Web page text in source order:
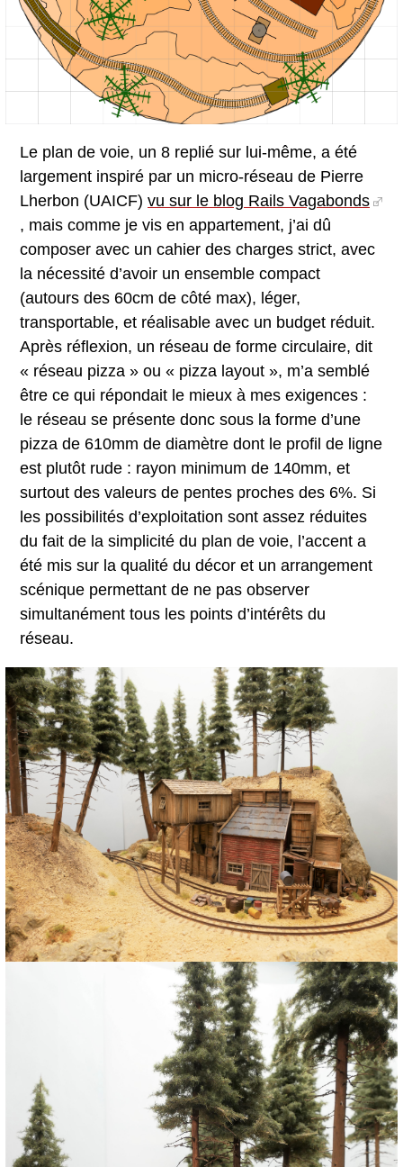
Le plan de voie, un 8 replié sur lui-même, a été
largement inspiré par un micro-réseau de Pierre
Lherbon (UAICF) vu sur le blog Rails Vagabonds
, mais comme je vis en appartement, j’ai dû
composer avec un cahier des charges strict, avec
la nécessité d’avoir un ensemble compact
(autours des 60cm de côté max), léger,
transportable, et réalisable avec un budget réduit.
Après réflexion, un réseau de forme circulaire, dit
« réseau pizza » ou « pizza layout », m’a semblé
être ce qui répondait le mieux à mes exigences :
le réseau se présente donc sous la forme d’une
pizza de 610mm de diamètre dont le profil de ligne
est plutôt rude : rayon minimum de 140mm, et
surtout des valeurs de pentes proches des 6%. Si
les possibilités d’exploitation sont assez réduites
du fait de la simplicité du plan de voie, l’accent a
été mis sur la qualité du décor et un arrangement
scénique permettant de ne pas observer
simultanément tous les points d’intérêts du
réseau.